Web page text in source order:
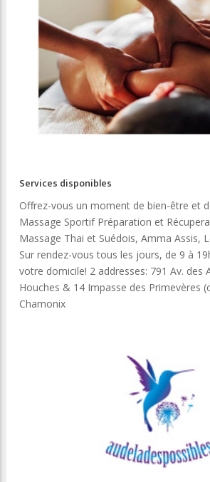
Services disponibles
Offrez-vous un moment de bien-être et
Massage Sportif Préparation et
Massage Thai et Suédois, Amma Assis,
Sur rendez-vous tous les jours, de 9 à
votre domicile! 2 addresses: 791 Av. des
Houches & 14 Impasse des Primevères
Chamonix